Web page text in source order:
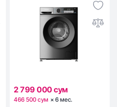
2 799 000 сум
466 500 сум ×6 мес.